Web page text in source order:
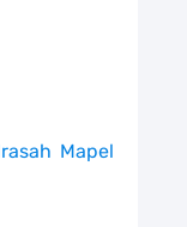
Mapel